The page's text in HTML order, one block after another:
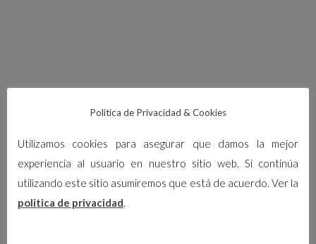
Politica de Privacidad & Cookies
Utilizamos cookies para asegurar que damos la mejor
experiencia al usuario en nuestro sitio web. Si continúa
utilizando este sitio asumiremos que está de acuerdo. Ver la
politica de privacidad.